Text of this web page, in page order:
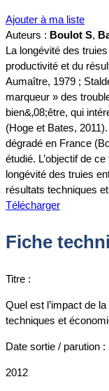
Ajouter à ma liste
Auteurs : Boulot S,
La longévité des
productivité et du
Aumaître, 1979 ;
marqueur » des
bien&‚08;être, qui
(Hoge et Bates,
dégradé en France
étudié. L’objectif de
longévité des truies
résultats techniques
Télécharger
Fiche
Titre :
Quel est l’impact de
techniques et
Date sortie / parution :
2012